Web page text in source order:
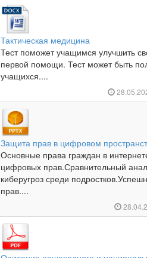
Тактическая медицина
Тест поможет учащимся улучшить
первой помощи. Тест может быть
учащихся....
Защита прав в цифровом
Основные права граждан в
цифровых прав.Сравнительный
киберугроз среди
прав....